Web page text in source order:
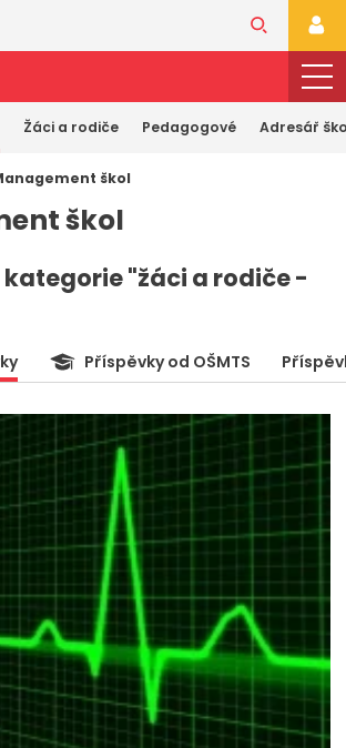
Žáci a rodiče Pedagogové Adresář
škol
škol
kategorie "žáci a rodiče -
Příspěvky od OŠMTS